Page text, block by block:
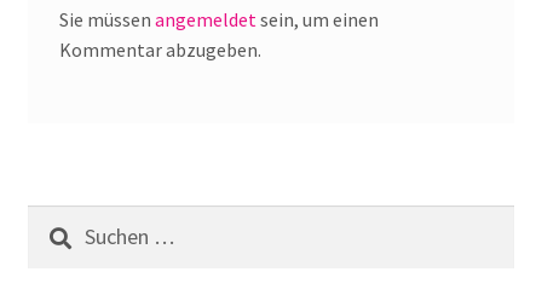
Sie müssen angemeldet sein, um einen
Kommentar abzugeben.
Suchen
nach: